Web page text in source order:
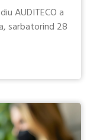
AUDITECO a
sarbatorind 28